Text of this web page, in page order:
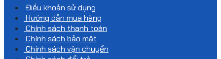
Điều khoản sử dụng
Hướng dẫn mua hàng
Chính sách thanh toán
Chính sách bảo mật
Chính sách vận chuyển